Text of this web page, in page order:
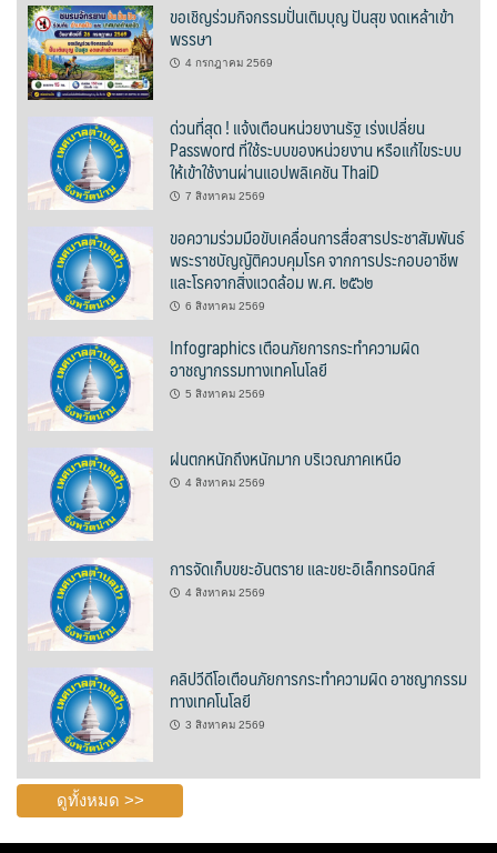
นะลาวิวรีสอร์ท
นาต้นบัวโฮมสเตย์
น่านปัว รีสอร์ท
นาเหล่า เก๊าสลี โฮมสเตย์
นาไผ่ปัววิว
บวกบัววิวรีสอร์ท
บ้านกังหัน @ ปัวคอทเทจ
บ้านต้นคูณ
บ้านนาโฮมสเตย์
บ้านปัว ปลายนา
บ้านพักชมดอย
บ้านยลญภา
บ้านริมทุ่งรีสอร์ท
บ้านสวนศรีสุขโฮมสเตย์
บ้านฮิมนาปัว
บ้านไม้ปลายนา
ขอเชิญร่วมกิจกรรมปั่นเติมบุญ ปันสุข งดเหล้าเข้า
พรรษา
4 กรกฎาคม 2569
ด่วนที่สุด ! แจ้งเตือนหน่วยงานรัฐ เร่งเปลี่ยน
Password ที่ใช้ระบบของหน่วยงาน หรือแก้ไขระบบ
ให้เข้าใช้งานผ่านแอปพลิเคชัน ThaiD
7 สิงหาคม 2569
ขอความร่วมมือขับเคลื่อนการสื่อสารประชาสัมพันธ์
พระราชบัญญัติควบคุมโรค จากการประกอบอาชีพ
และโรคจากสิ่งแวดล้อม พ.ศ. ๒๕๖๒
6 สิงหาคม 2569
Infographics เตือนภัยการกระทำความผิด
อาชญากรรมทางเทคโนโลยี
5 สิงหาคม 2569
ฝนตกหนักถึงหนักมาก บริเวณภาคเหนือ
4 สิงหาคม 2569
การจัดเก็บขยะอันตราย และขยะอิเล็กทรอนิกส์
4 สิงหาคม 2569
คลิปวีดีโอเตือนภัยการกระทำความผิด อาชญากรรม
ทางเทคโนโลยี
3 สิงหาคม 2569
ดูทั้งหมด >>